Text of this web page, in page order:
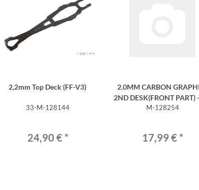
2,2mm Top Deck (FF-V3)
33-M-128144
24,90 € *
2.0MM CARBON
2ND DESK(FRONT PART)
V3M
M-128254
17,99 € *